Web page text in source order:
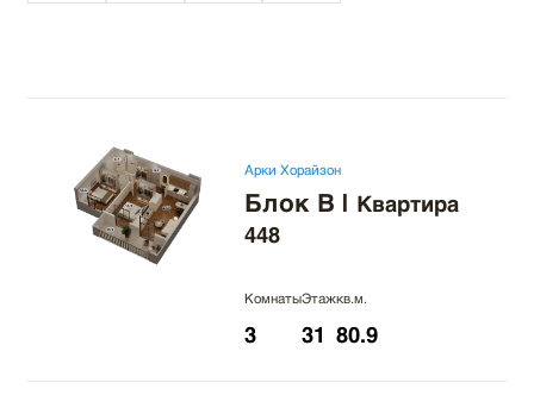
Арки Хорайзон
Блок B
Квартира
448
Комнаты
3
Этаж
31
кв.м.
80.9